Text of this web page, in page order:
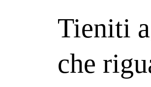
Tieniti
che